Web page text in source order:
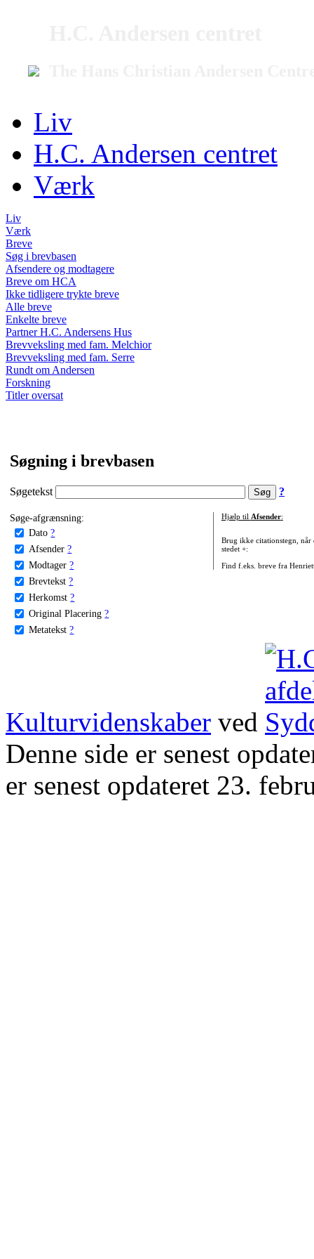
Liv
H.C. Andersen centret
Værk
Liv
Værk
Breve
Søg i brevbasen
Afsendere og modtagere
Breve om HCA
Ikke tidligere trykte breve
Alle breve
Enkelte breve
Partner H.C. Andersens Hus
Brevveksling med fam. Melchior
Brevveksling med fam. Serre
Rundt om Andersen
Forskning
Titler oversat
Søgning i brevbasen
Søgetekst ?
Søge-afgrænsning:
Dato ?
Afsender ?
Modtager ?
Brevtekst ?
Herkomst ?
Original Placering ?
Metatekst ?
Hjælp til Afsender:
Brug ikke citationstegn, når
stedet +:
Find f.eks. breve fra
Kulturvidenskaber ved
Denne side er senest
er senest opdateret 23.